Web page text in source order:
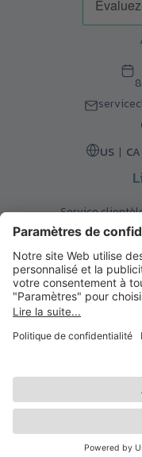
US
CA
Service
Retours
Contact
Garanties
Magazine
© 2026
|